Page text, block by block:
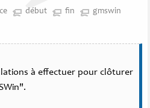
début fin
gmswin
à effectuer pour clôturer